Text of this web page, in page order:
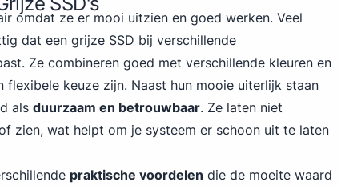
omdat ze er mooi uitzien en goed werken. Veel
dat een grijze SSD bij verschillende
Ze combineren goed met verschillende kleuren en
flexibele keuze zijn. Naast hun mooie uiterlijk staan
als duurzaam en betrouwbaar. Ze laten niet
zien, wat helpt om je systeem er schoon uit te laten
praktische voordelen die de moeite waard